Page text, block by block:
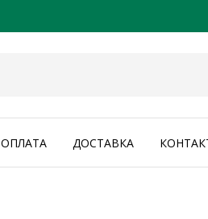
ОПЛАТА ДОСТАВКА